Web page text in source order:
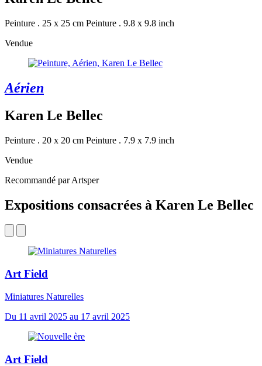
Peinture . 25 x 25 cm Peinture . 9.8 x 9.8 inch
Vendue
Aérien
Karen Le Bellec
Peinture . 20 x 20 cm Peinture . 7.9 x 7.9 inch
Vendue
Recommandé par Artsper
Expositions consacrées à Karen Le Bellec
Art Field
Miniatures Naturelles
Du 11 avril 2025 au 17 avril 2025
Art Field